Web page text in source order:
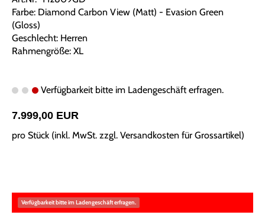
Farbe: Diamond Carbon View (Matt) - Evasion Green
(Gloss)
Geschlecht: Herren
Rahmengröße: XL
Verfügbarkeit bitte im Ladengeschäft erfragen.
7.999,00 EUR
pro Stück (inkl. MwSt. zzgl. Versandkosten für Grossartikel)
Verfügbarkeit bitte im Ladengeschäft erfragen.